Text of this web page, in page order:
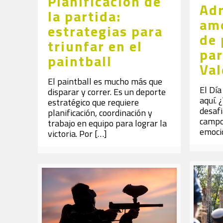
la partida:
estrategias para
triunfar en el
paintball
El paintball es mucho más que
disparar y correr. Es un deporte
estratégico que requiere
planificación, coordinación y
trabajo en equipo para lograr la
victoria. Por[…]
de
El
aquí.